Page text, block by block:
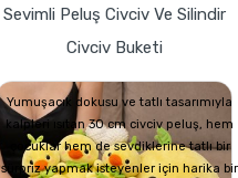
Sevimli Peluş Civciv Ve Silindir
Civciv Buketi
Yumuşacık dokusu ve tatlı tasarımıyla
kalpleri ısıtan 30 cm civciv peluş, hem
çocuklar hem de sevdiklerine tatlı bir
sürpriz yapmak isteyenler için harika bir